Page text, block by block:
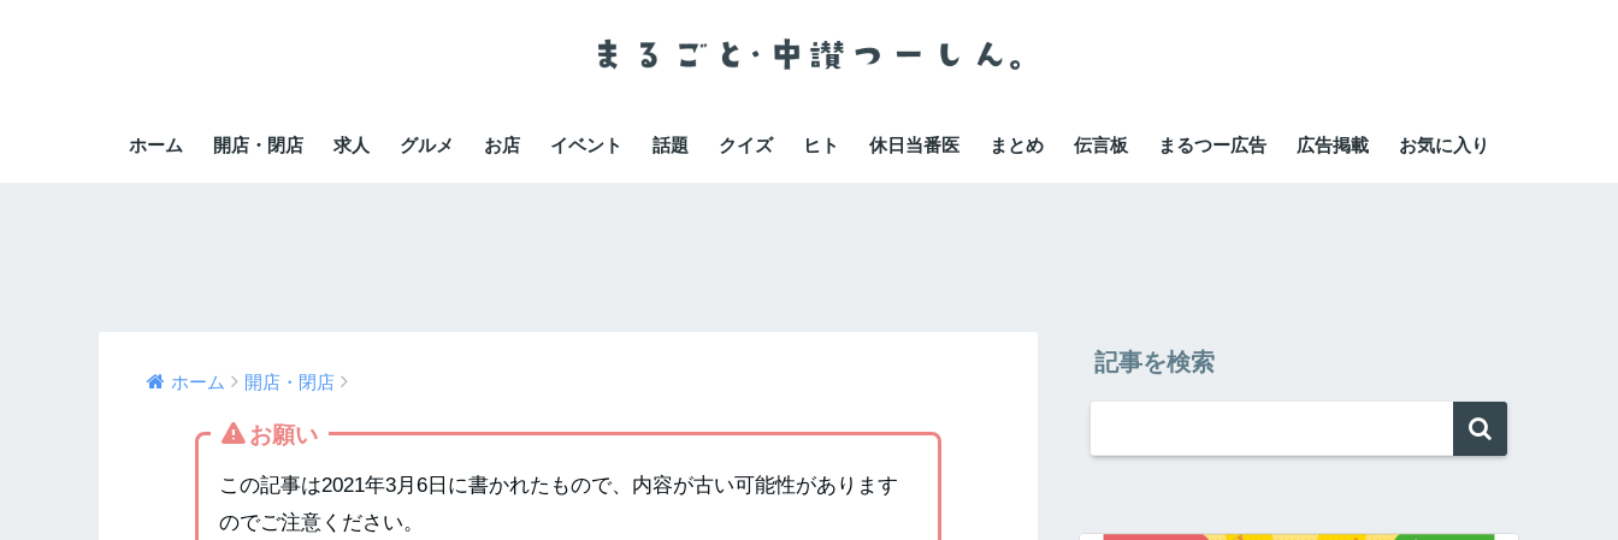
ホーム 開店・閉店 求人 グルメ お店 イベント 話題 クイズ ヒト 休日当番医 まとめ 伝言板 まるつー広告 広告掲載 お気に入り
ホーム 開店・閉店
お願い
この記事は2021年3月6日に書かれたもので、内容が古い可能性があります
のでご注意ください。
記事を検索